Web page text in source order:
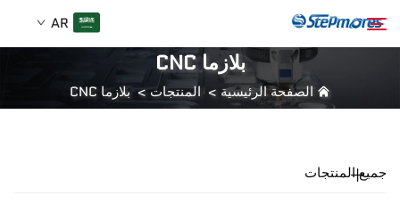
AR
الصفحة الرئيسية
من نحن
بلازما CNC
الصفحة الرئيسية >المنتجات>بلازما CNC
جميع المنتجات